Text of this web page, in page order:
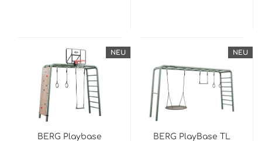
NEU
BERG Playbase
NEU
BERG PlayBase TL